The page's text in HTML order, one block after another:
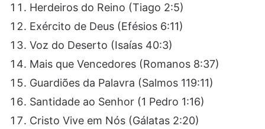
Herdeiros do Reino (Tiago 2:5)
Exército de Deus (Efésios 6:11)
Voz do Deserto (Isaías 40:3)
Mais que Vencedores (Romanos 8:37)
Guardiões da Palavra (Salmos 119:11)
Santidade ao Senhor (1 Pedro 1:16)
Cristo Vive em Nós (Gálatas 2:20)